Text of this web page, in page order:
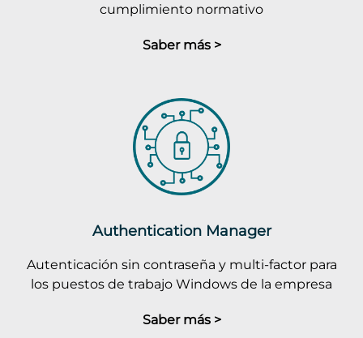
cumplimiento normativo
Saber más >
Authentication Manager
Autenticación sin contraseña y multi-factor para
los puestos de trabajo Windows de la empresa
Saber más >